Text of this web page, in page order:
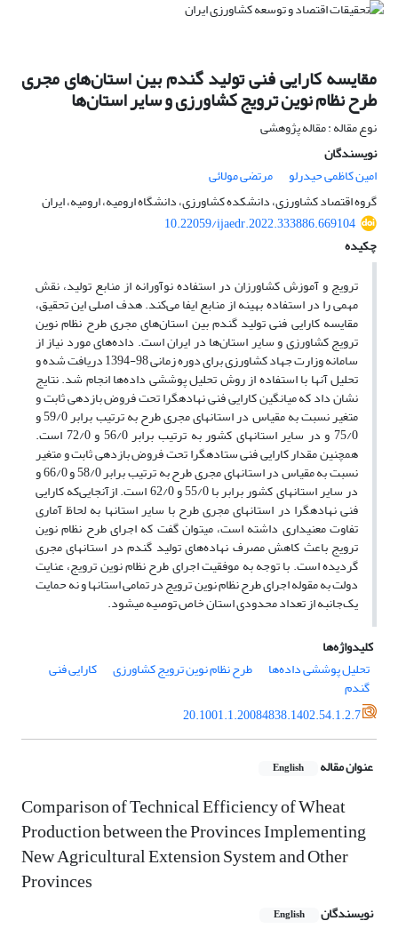
مقایسه کارایی فنی تولید گندم‌ بین استان‌های مجری
طرح نظام نوین ترویج کشاورزی و سایر استان‌ها
نوع مقاله : مقاله پژوهشی
نویسندگان
امین کاظمی حیدرلو
مرتضی مولائی
گروه اقتصاد کشاورزی، دانشکده کشاورزی، دانشگاه ارومیه، ارومیه، ایران
10.22059/ijaedr.2022.333886.669104
چکیده
ترویج و آموزش کشاورزان در استفاده نوآورانه از منابع تولید، نقش
مهمی را در استفاده بهینه از منابع ایفا می‌کند. هدف اصلی این تحقیق،
مقایسه کارایی فنی تولید گندم‌ بین استان‌های مجری طرح نظام نوین
ترویج کشاورزی و سایر استان‌ها در ایران است. داده‌های مورد نیاز از
سامانه وزارت جهاد کشاورزی برای دوره زمانی 98-1394 دریافت شده و
تحلیل آنها با استفاده از روش تحلیل پوششی داده‌ها انجام شد. نتایج
نشان داد که میانگین کارایی فنی نهاده­گرا تحت فروض بازدهی ثابت و
متغیر نسبت به مقیاس در استان­های مجری طرح به ترتیب برابر 59/0 و
75/0 و در سایر استان­های کشور به ترتیب برابر 56/0 و 72/0 است.
همچنین مقدار کارایی فنی ستاده­گرا تحت فروض بازدهی ثابت و متغیر
نسبت به مقیاس در استان­های مجری طرح به ترتیب برابر 58/0 و 66/0 و
در سایر استان­های کشور برابر با 55/0 و 62/0 است. ازآنجایی‌که کارایی
فنی نهاده­گرا در استان­های مجری طرح با سایر استان­ها به لحاظ آماری
تفاوت معنی­داری داشته است، می­توان گفت که اجرای طرح نظام نوین
ترویج باعث کاهش مصرف نهاده‌های تولید گندم در استان­های مجری
گردیده است. با توجه به موفقیت اجرای طرح نظام نوین ترویج، عنایت
دولت به مقوله اجرای طرح نظام نوین ترویج در تمامی استان­ها و نه حمایت
یک‌جانبه از تعداد محدودی استان خاص توصیه می­شود.
کلیدواژه‌ها
تحلیل پوششی داده‌ها
طرح نظام نوین ترویج کشاورزی کارایی فنی
گندم
20.1001.1.20084838.1402.54.1.2.7
عنوان مقاله English
Comparison of Technical Efficiency of Wheat
Production between the Provinces Implementing
New Agricultural Extension System and Other
Provinces
نویسندگان English